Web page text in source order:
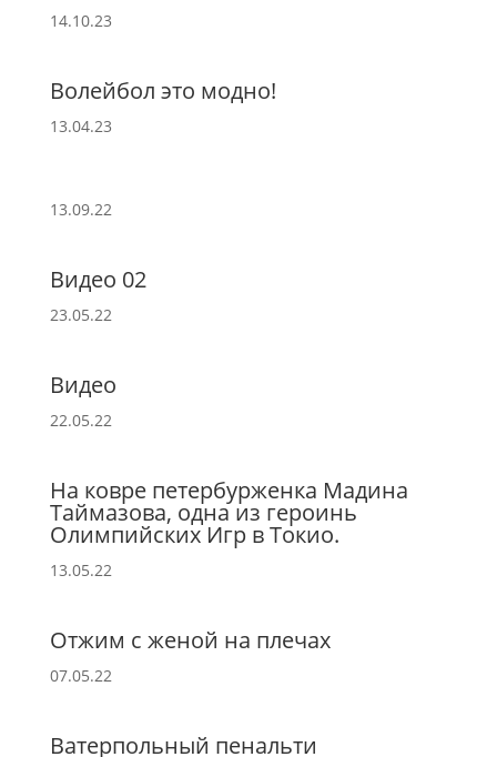
14.10.23
Волейбол это модно!
13.04.23
13.09.22
Видео 02
23.05.22
Видео
22.05.22
На ковре петербурженка Мадина
Таймазова, одна из героинь
Олимпийских Игр в Токио.
13.05.22
Отжим с женой на плечах
07.05.22
Ватерпольный пенальти